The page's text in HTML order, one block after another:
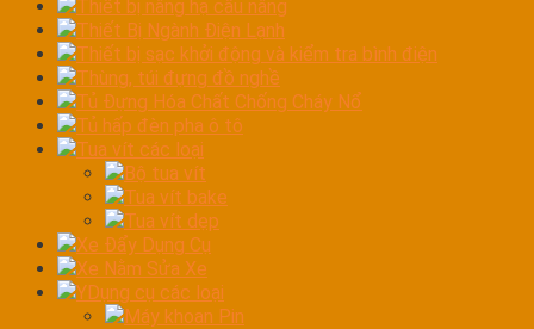
Thiết bị nâng hạ cầu nâng
Thiết Bị Ngành Điện Lạnh
Thiết bị sạc khởi động và kiểm tra bình điện
Thùng, túi đựng đồ nghề
Tủ Đựng Hóa Chất Chống Cháy Nổ
Tủ hấp đèn pha ô tô
Tua vít các loại
Bộ tua vít
Tua vít bake
Tua vít dẹp
Xe Đẩy Dụng Cụ
Xe Nằm Sửa Xe
YDụng cụ các loại
Máy khoan Pin